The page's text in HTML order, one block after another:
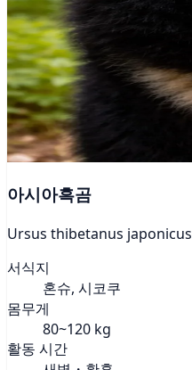
아시아흑곰
Ursus thibetanus japonicus
서식지
혼슈, 시코쿠
몸무게
80~120 kg
활동 시간